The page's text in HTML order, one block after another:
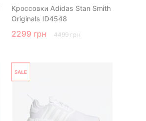
Кроссовки Adidas Stan Smith
Originals ID4548
2299 грн 4499 грн